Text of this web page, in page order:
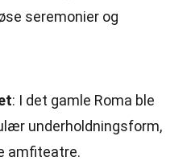
seremonier og
: I det gamle Roma ble
underholdningsform,
amfiteatre.